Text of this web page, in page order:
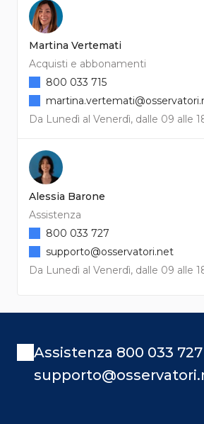
Martina Vertemati
Acquisti e abbonamenti
Da Lunedì al Venerdì, dalle 09 alle
800 033 715
Alessia Barone
Assistenza
Da Lunedì al Venerdì, dalle 09 alle
800 033 727
supporto@osservatori.net
Assistenza 800 033 727